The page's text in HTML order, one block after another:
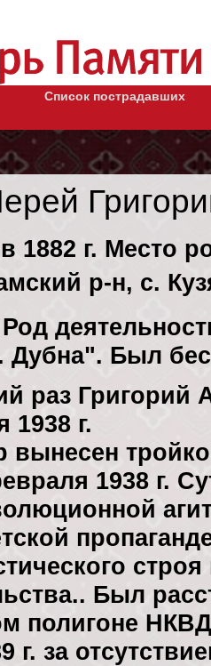
Список пострадавших
1882 г. Место
р-н, с.
Дубна". Был
раз Григорий
1938 г.
вынесен
1938 г.
Был
полигоне
г. за